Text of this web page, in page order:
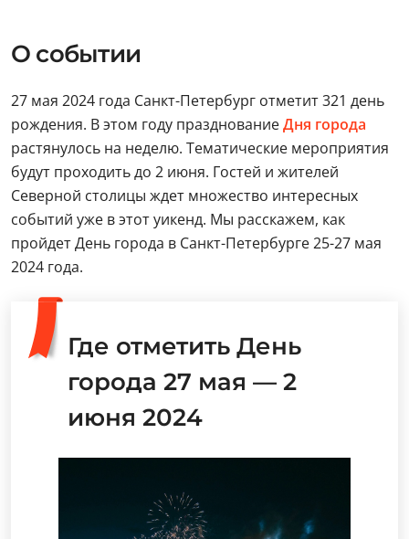
О событии
27 мая 2024 года Санкт-Петербург отметит 321 день
рождения. В этом году празднованиеДня города
растянулось на неделю. Тематические мероприятия
будут проходить до 2 июня. Гостей и жителей
Северной столицы ждет множество интересных
событий уже в этот уикенд. Мы расскажем, как
пройдет День города в Санкт-Петербурге 25-27 мая
2024 года.
Где отметить День
города 27 мая — 2
июня 2024